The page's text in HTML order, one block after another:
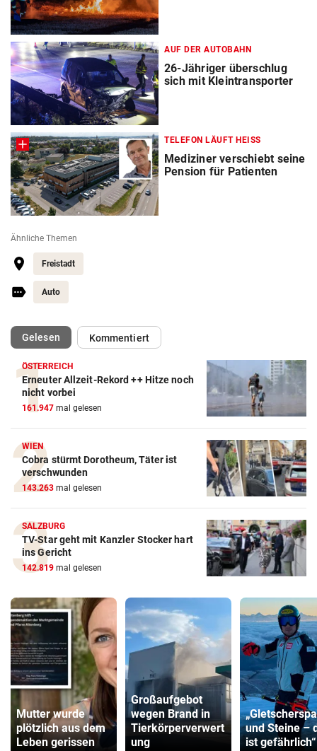
AUF DER AUTOBAHN
26-Jähriger überschlug
sich mit Kleintransporter
TELEFON LÄUFT HEISS
Mediziner verschiebt seine
Pension für Patienten
Ähnliche Themen
Freistadt
Auto
Gelesen(ausgewählt)Kommentiert
ÖSTERREICH
Erneuter Allzeit-Rekord ++ Hitze noch
nicht vorbei
161.947 mal gelesen
WIEN
Cobra stürmt Dorotheum, Täter ist
verschwunden
143.263 mal gelesen
SALZBURG
TV-Star geht mit Kanzler Stocker hart
ins Gericht
142.819 mal gelesen
Mutter wurde
plötzlich aus dem
Leben gerissen
Großaufgebot
wegen Brand in
Tierkörperverwert
ung
und Steine –
ist gefährlich“